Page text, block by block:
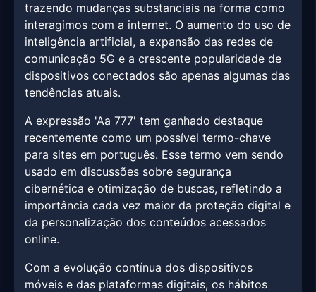
trazendo mudanças substanciais na forma como
interagimos com a internet. O aumento do uso de
inteligência artificial, a expansão das redes de
comunicação 5G e a crescente popularidade de
dispositivos conectados são apenas algumas das
tendências atuais.
A expressão 'Aa 777' tem ganhado destaque
recentemente como um possível termo-chave
para sites em português. Esse termo vem sendo
usado em discussões sobre segurança
cibernética e otimização de buscas, refletindo a
importância cada vez maior da proteção digital e
da personalização dos conteúdos acessados
online.
Com a evolução contínua dos dispositivos
móveis e das plataformas digitais, os hábitos